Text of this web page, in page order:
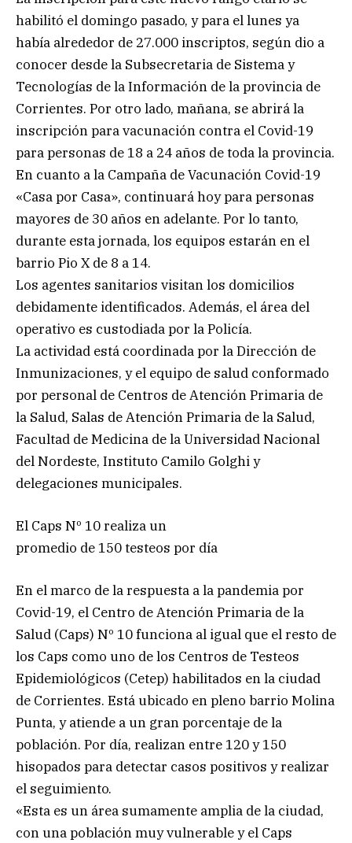
habilitó el domingo pasado, y para el lunes ya
había alrededor de 27.000 inscriptos, según dio a
conocer desde la Subsecretaria de Sistema y
Tecnologías de la Información de la provincia de
Corrientes. Por otro lado, mañana, se abrirá la
inscripción para vacunación contra el Covid-19
para personas de 18 a 24 años de toda la provincia.
En cuanto a la Campaña de Vacunación Covid-19
«Casa por Casa», continuará hoy para personas
mayores de 30 años en adelante. Por lo tanto,
durante esta jornada, los equipos estarán en el
barrio Pio X de 8 a 14.
Los agentes sanitarios visitan los domicilios
debidamente identificados. Además, el área del
operativo es custodiada por la Policía.
La actividad está coordinada por la Dirección de
Inmunizaciones, y el equipo de salud conformado
por personal de Centros de Atención Primaria de
la Salud, Salas de Atención Primaria de la Salud,
Facultad de Medicina de la Universidad Nacional
del Nordeste, Instituto Camilo Golghi y
delegaciones municipales.
El Caps Nº 10 realiza un
promedio de 150 testeos por día
En el marco de la respuesta a la pandemia por
Covid-19, el Centro de Atención Primaria de la
Salud (Caps) Nº 10 funciona al igual que el resto de
los Caps como uno de los Centros de Testeos
Epidemiológicos (Cetep) habilitados en la ciudad
de Corrientes. Está ubicado en pleno barrio Molina
Punta, y atiende a un gran porcentaje de la
población. Por día, realizan entre 120 y 150
hisopados para detectar casos positivos y realizar
el seguimiento.
«Esta es un área sumamente amplia de la ciudad,
con una población muy vulnerable y el Caps